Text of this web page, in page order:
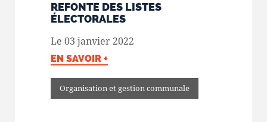
REFONTE DES LISTES
ÉLECTORALES
Le 03 janvier 2022
EN SAVOIR +
Organisation et gestion communale